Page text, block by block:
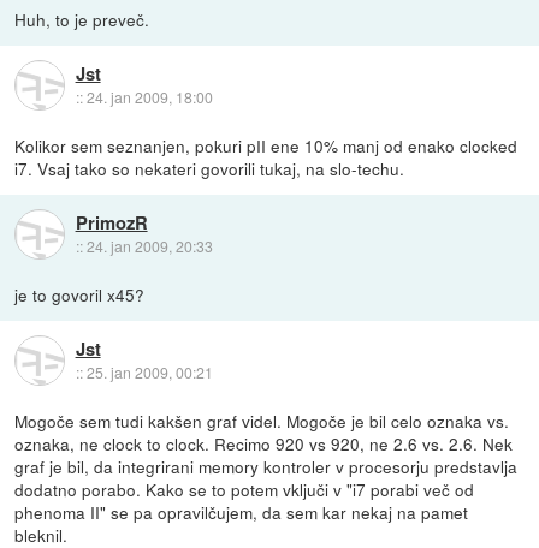
Huh, to je preveč.
Jst
::24. jan 2009, 18:00
Kolikor sem seznanjen, pokuri pII ene 10% manj od enako clocked
i7. Vsaj tako so nekateri govorili tukaj, na slo-techu.
PrimozR
::24. jan 2009, 20:33
je to govoril x45?
Jst
::25. jan 2009, 00:21
Mogoče sem tudi kakšen graf videl. Mogoče je bil celo oznaka vs.
oznaka, ne clock to clock. Recimo 920 vs 920, ne 2.6 vs. 2.6. Nek
graf je bil, da integrirani memory kontroler v procesorju predstavlja
dodatno porabo. Kako se to potem vključi v "i7 porabi več od
phenoma II" se pa opravilčujem, da sem kar nekaj na pamet
bleknil.